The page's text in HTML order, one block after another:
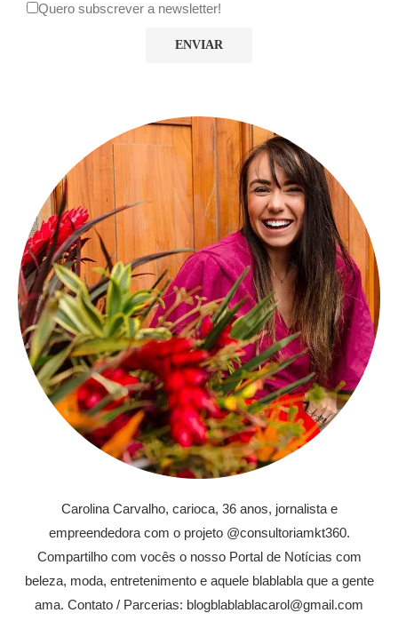
Quero subscrever a newsletter!
Carolina Carvalho, carioca, 36 anos, jornalista e
empreendedora com o projeto @consultoriamkt360.
Compartilho com vocês o nosso Portal de Notícias com
beleza, moda, entretenimento e aquele blablabla que a gente
ama. Contato / Parcerias: blogblablablacarol@gmail.com